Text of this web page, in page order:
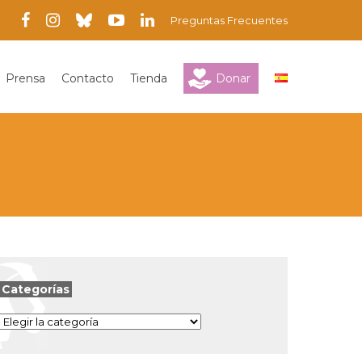
Preguntas Frecuentes
Prensa Contacto Tienda Donar
Categorías